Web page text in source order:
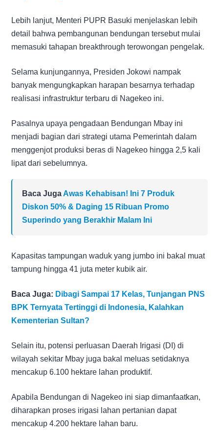
Lebih lanjut, Menteri PUPR Basuki menjelaskan lebih
detail bahwa pembangunan bendungan tersebut mulai
memasuki tahapan breakthrough terowongan pengelak.
Selama kunjungannya, Presiden Jokowi nampak
banyak mengungkapkan harapan besarnya terhadap
realisasi infrastruktur terbaru di Nagekeo ini.
Pasalnya upaya pengadaan Bendungan Mbay ini
menjadi bagian dari strategi utama Pemerintah dalam
menggenjot produksi beras di Nagekeo hingga 2,5 kali
lipat dari sebelumnya.
Baca JugaAwas Kehabisan! Ini 7 Produk
Diskon 50% & Daging 15 Ribuan Promo
Superindo yang Berakhir Malam Ini
Kapasitas tampungan waduk yang jumbo ini bakal muat
tampung hingga 41 juta meter kubik air.
Baca Juga: Dibagi Sampai 17 Kelas, Tunjangan PNS
BPK Ternyata Tertinggi di Indonesia, Kalahkan
Kementerian Sultan?
Selain itu, potensi perluasan Daerah Irigasi (DI) di
wilayah sekitar Mbay juga bakal meluas setidaknya
mencakup 6.100 hektare lahan produktif.
Apabila Bendungan di Nagekeo ini siap dimanfaatkan,
diharapkan proses irigasi lahan pertanian dapat
mencakup 4.200 hektare lahan baru.